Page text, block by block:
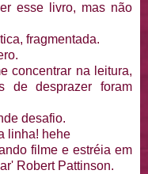
esse livro, mas não
fragmentada.
concentrar na leitura,
de desprazer foram
desafio.
linha! hehe
filme e estréia em
Robert Pattinson.